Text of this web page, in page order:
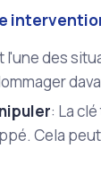
l'une des
: La
Cela